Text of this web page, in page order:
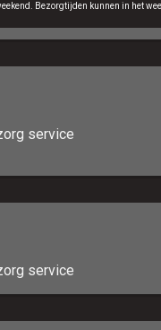
Bezorgtijden kunnen in het
service
service